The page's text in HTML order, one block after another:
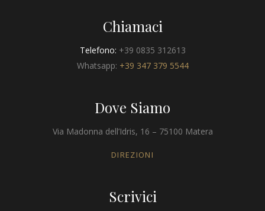
Chiamaci
Telefono: +39 0835 312613
Whatsapp: +39 347 379 5544
Dove Siamo
Via Madonna dell’Idris, 16 – 75100 Matera
DIREZIONI
Scrivici